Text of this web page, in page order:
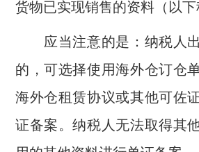
货物已实现销售的资料（以
应当注意的是：纳税人出
的，可选择使用海外仓订仓
海外仓租赁协议或其他可佐
证备案。纳税人无法取得其